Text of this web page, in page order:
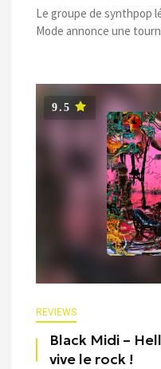
Le groupe de synthpop
Mode annonce une
9.5
REVIEWS
Black Midi –
vive le rock !